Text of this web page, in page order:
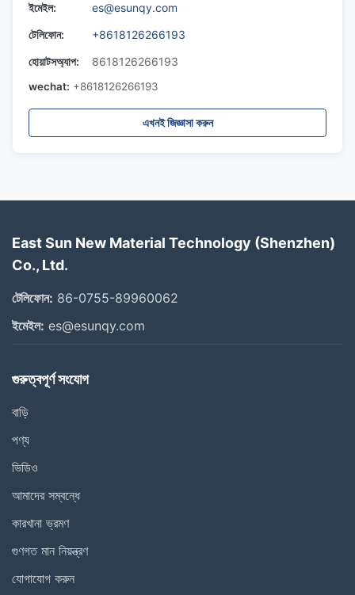
ইমেইল:
es@esunqy.com
টেলিফোন:
+8618126266193
হোয়াটসঅ্যাপ:
8618126266193
wechat: +8618126266193
এখনই জিজ্ঞাসা করুন
East Sun New Material Technology (Shenzhen)
Co., Ltd.
টেলিফোন: 86-0755-89960062
ইমেইল: es@esunqy.com
গুরুত্বপূর্ণ সংযোগ
বাড়ি
পণ্য
ভিডিও
আমাদের সম্বন্ধে
কারখানা ভ্রমণ
গুণগত মান নিয়ন্ত্রণ
যোগাযোগ করুন